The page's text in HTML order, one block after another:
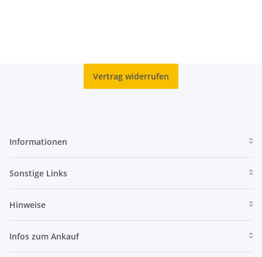
Vertrag widerrufen
Informationen
Sonstige Links
Hinweise
Infos zum Ankauf